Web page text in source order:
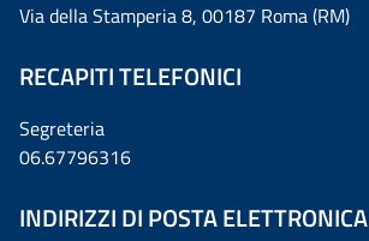
Via della Stamperia 8, 00187 Roma (RM)
RECAPITI TELEFONICI
Segreteria
06.67796316
INDIRIZZI DI POSTA ELETTRONICA